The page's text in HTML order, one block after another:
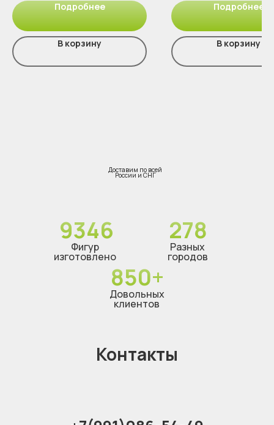
Подробнее
В корзину
Подробнее
В корзину
850+
9346
Контакты
Доставим по всей
России и СНГ
Довольных
клиентов
278
Разных
городов
Фигур
изготовлено